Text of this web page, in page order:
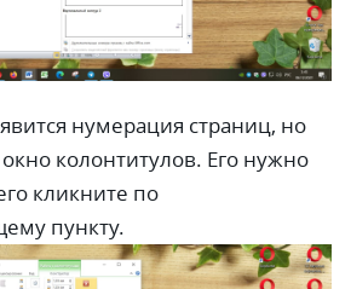
нумерация страниц, но
колонтитулов. Его нужно
кликните по
пункту.